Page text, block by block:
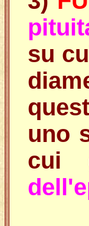
su
uno
cui